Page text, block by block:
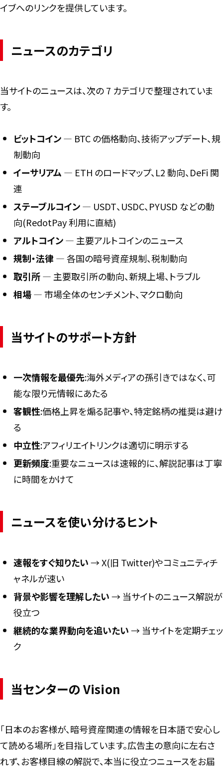
イブへのリンクを提供しています。
ニュースのカテゴリ
当サイトのニュースは、次の 7 カテゴリで整理されていま
す。
ビットコイン― BTC の価格動向、技術アップデート、規
制動向
イーサリアム ― ETH のロードマップ、L2 動向、DeFi 関
連
ステーブルコイン― USDT、USDC、PYUSD などの動
向(RedotPay 利用に直結)
アルトコイン― 主要アルトコインのニュース
規制・法律― 各国の暗号資産規制、税制動向
取引所― 主要取引所の動向、新規上場、トラブル
相場― 市場全体のセンチメント、マクロ動向
当サイトのサポート方針
一次情報を最優先:海外メディアの孫引きではなく、可
能な限り元情報にあたる
客観性:価格上昇を煽る記事や、特定銘柄の推奨は避け
る
中立性:アフィリエイトリンクは適切に明示する
更新頻度:重要なニュースは速報的に、解説記事は丁寧
に時間をかけて
ニュースを使い分けるヒント
速報をすぐ知りたい→ X(旧 Twitter)やコミュニティチ
ャネルが速い
背景や影響を理解したい→ 当サイトのニュース解説が
役立つ
継続的な業界動向を追いたい→ 当サイトを定期チェッ
ク
当センターの Vision
「日本のお客様が、暗号資産関連の情報を日本語で安心し
て読める場所」を目指しています。広告主の意向に左右さ
れず、お客様目線の解説で、本当に役立つニュースをお届